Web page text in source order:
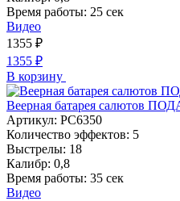
Время работы: 25 сек
Видео
1355 ₽
1355 ₽
В корзину
Веерная батарея салютов
Артикул: РС6350
Количество эффектов: 5
Выстрелы: 18
Калибр: 0,8
Время работы: 35 сек
Видео